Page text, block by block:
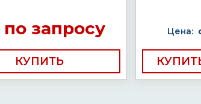
запросу
КУПИТЬ
Цена: